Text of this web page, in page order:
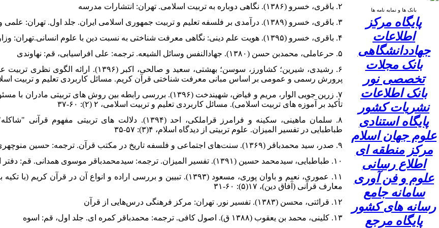
بانک ها و نمایه نامه ها
پایگاه مرکز
اطلاعات
جهاددانشگاهی
بانک مجلات
تخصصی نور
بانک اطلاعات
نشریات کشور
پایگاه استنادی
علوم جهان اسلام
مرکز منطقه ای
اطلاع رسانی
علوم و فن آوری
سامانه جامع
رسانه های کشور
پایگاه مرجع
۲. باقری، خسرو (۱۳۸۶). نگاهی دوباره به تربیت اسلامی. تهران: انتشارات مدرسه
۳. باقری، خسرو (۱۳۸۹). درآمدی بر فلسفه تعلیم و تربیت جمهوری اسلامی ایران. جلد اول. تهران: علمی و فرهنگی
۴. باقری، خسرو (۱۳۹۵). هویت علم دینی: نگاهی معرفت شناختی به نسبت دین با علوم انسانی.تهران: وزارت فرهنگ و ارشاد اسلامی
۵. حرعاملی، محمدبن حسن (۱۳۸۰). جهادالنفس وسائل الشیعه. ترجمه: علی افراسیابی، قم: نهاوندی
۶. رشیدی، شیرین؛ کشاورز، سوسن؛ بهشتی، سعید و صالحی،
پرورش رسمی و عمومی بر اساس مبانی معرفت شناختی قرآن کریم. مسائل کاربردی تعلیم و تربیت اسلامی،
۷. زرین جویی الوار، مریم و فیاض، شهیندخت (۱۳۹۶). بررسی رابطه بین روش های
تأکید بر آموزه های تربیت اسلامی). مسائل کاربردی تعلیم و تربیت اسلامی، ۲ (۲): ۶۰-۳۷
۸. سلمان ماهینی، سکینه و فرامرز قراملکی، احد (۱۳۹۴). دلالت های
طباطبایی در تفسیر المیزان. علوم تربیتی از دیدگاه اسلام، ۴(۳): ۵۷-۳۵
۹. صدر، سید محمدباقر (۱۳۶۹). سنت‌های اجتماعی و فلسفه تاریخ در مکتب قرآن. ترجمه: حسین منوچهری. تهران: رجاء
۱۰. طباطبایی، سیدمحمد حسین (۱۳۹۱). تفسیر المیزان. ترجمه: سیدمحمدباقر موسوی همدانی. قم: دفتر انتشارات اسلامی
۱۱. عموری، نعیم و باوان پوری، مسعود (۱۳۹۳). تبیین و بررسی اراده و انواع آن در قرآن
معارف قرآنی (آفاق دین)، ۱۷(۵): ۶۰-۳۱
۱۲. قرائتی، محسن (۱۳۸۳). تفسیر نور. تهران: مرکز فرهنگی درس‌هایی از قرآن
۱۳. کلینی، محمد بن یعقوب (۱۳۸۸ ق). اصول کافی. ترجمه: محمدباقر کمره ای. جلد اول، قم: اسوه